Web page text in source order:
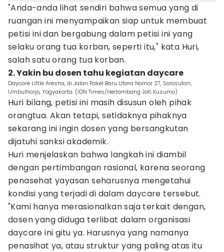
"Anda-anda lihat sendiri bahwa semua yang di
ruangan ini menyampaikan siap untuk membuat
petisi ini dan bergabung dalam petisi ini yang
selaku orang tua korban, seperti itu," kata Huri,
salah satu orang tua korban.
2. Yakin bu dosen tahu kegiatan daycare
Daycare Little Aresha, di Jalan Pakel Baru Utara Nomor 27, Sorosutan,
Umbulharjo, Yogyakarta. (IDN Times/Herlambang Jati Kusumo)
Huri bilang, petisi ini masih disusun oleh pihak
orangtua. Akan tetapi, setidaknya pihaknya
sekarang ini ingin dosen yang bersangkutan
dijatuhi sanksi akademik.
Huri menjelaskan bahwa langkah ini diambil
dengan pertimbangan rasional, karena seorang
penasehat yayasan seharusnya mengetahui
kondisi yang terjadi di dalam daycare tersebut.
"Kami hanya merasionalkan saja terkait dengan,
dosen yang diduga terlibat dalam organisasi
daycare ini gitu ya. Harusnya yang namanya
penasihat ya, atau struktur yang paling atas itu